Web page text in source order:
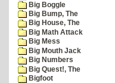
Big Boggle
Big Bump, The
Big House, The
Big Math Attack
Big Mess
Big Mouth Jack
Big Numbers
Big Quest!, The
Bigfoot